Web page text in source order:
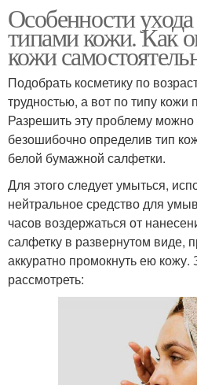
Особенности
типами кожи. Как
кожи
Подобрать косметику по
трудностью, а вот по типу кожи
Разрешить эту проблему можно
безошибочно определив тип
белой бумажной салфетки.
Для этого следует умыться,
нейтральное средство для
часов воздержаться от
салфетку в развернутом виде,
аккуратно промокнуть ею
рассмотреть: